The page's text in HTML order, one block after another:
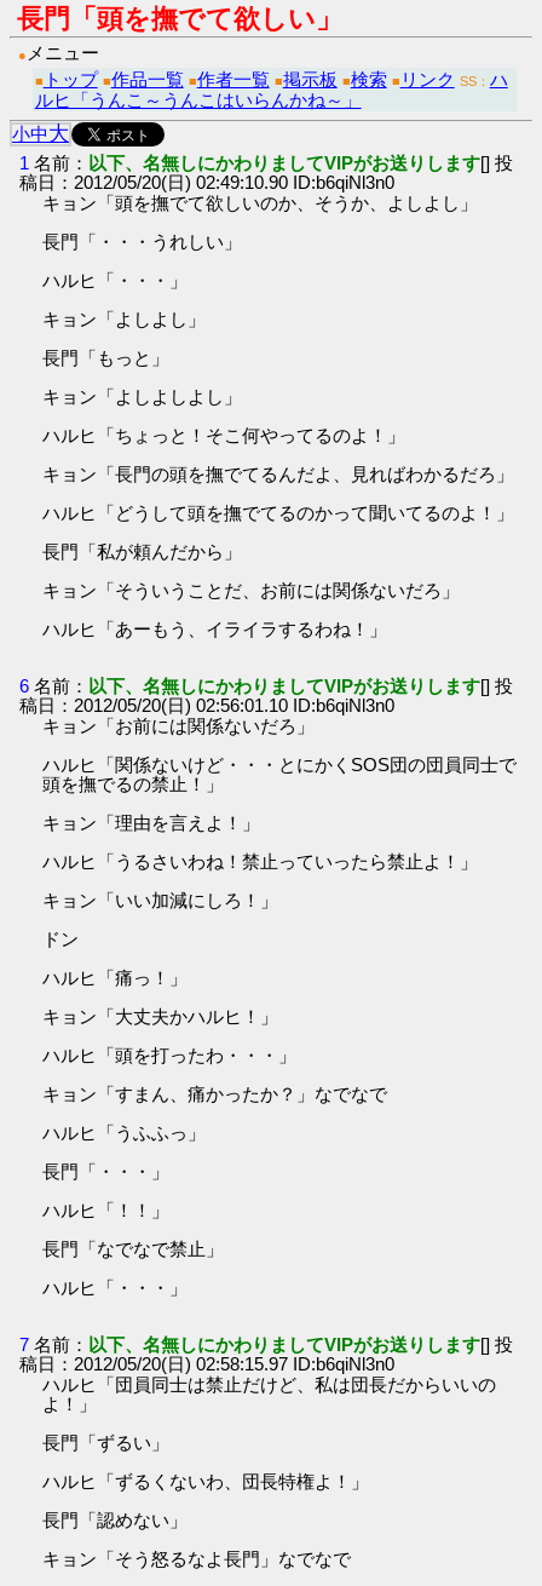
長門「頭を撫でて欲しい」
● メニュー
■ トップ ■作品一覧 ■作者一覧 ■掲示板 ■検索 ■ リンク SS： ハ
ルヒ「うんこ～うんこはいらんかね～」
小中大
1 名前： 以下、名無しにかわりましてVIPがお送りします[] 投
稿日：2012/05/20(日) 02:49:10.90 ID:b6qiNl3n0
キョン「頭を撫でて欲しいのか、そうか、よしよし」
長門「・・・うれしい」
ハルヒ「・・・」
キョン「よしよし」
長門「もっと」
キョン「よしよしよし」
ハルヒ「ちょっと！そこ何やってるのよ！」
キョン「長門の頭を撫でてるんだよ、見ればわかるだろ」
ハルヒ「どうして頭を撫でてるのかって聞いてるのよ！」
長門「私が頼んだから」
キョン「そういうことだ、お前には関係ないだろ」
ハルヒ「あーもう、イライラするわね！」
6 名前： 以下、名無しにかわりましてVIPがお送りします[] 投
稿日：2012/05/20(日) 02:56:01.10 ID:b6qiNl3n0
キョン「お前には関係ないだろ」
ハルヒ「関係ないけど・・・とにかくSOS団の団員同士で
頭を撫でるの禁止！」
キョン「理由を言えよ！」
ハルヒ「うるさいわね！禁止っていったら禁止よ！」
キョン「いい加減にしろ！」
ドン
ハルヒ「痛っ！」
キョン「大丈夫かハルヒ！」
ハルヒ「頭を打ったわ・・・」
キョン「すまん、痛かったか？」なでなで
ハルヒ「うふふっ」
長門「・・・」
ハルヒ「！！」
長門「なでなで禁止」
ハルヒ「・・・」
7 名前： 以下、名無しにかわりましてVIPがお送りします[] 投
稿日：2012/05/20(日) 02:58:15.97 ID:b6qiNl3n0
ハルヒ「団員同士は禁止だけど、私は団長だからいいの
よ！」
長門「ずるい」
ハルヒ「ずるくないわ、団長特権よ！」
長門「認めない」
キョン「そう怒るなよ長門」なでなで